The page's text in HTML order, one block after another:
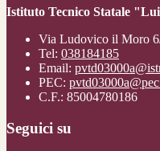
Istituto Tecnico Statale
Via Ludovico il Moro
Tel: 038184185
Email:
PEC:
C.F.: 85004780186
Seguici su